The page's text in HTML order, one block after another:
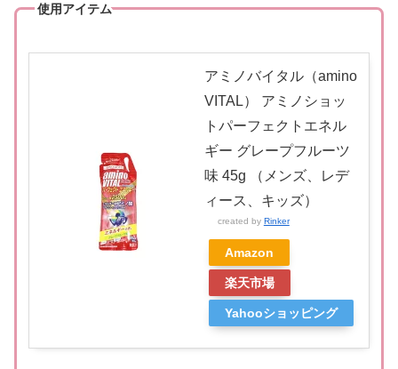
使用アイテム
アミノバイタル（amino
VITAL） アミノショッ
トパーフェクトエネル
ギー グレープフルーツ
味 45g （メンズ、レデ
ィース、キッズ）
created by Rinker
Amazon
楽天市場
Yahooショッピング